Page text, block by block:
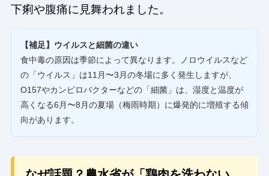
下痢や腹痛に見舞われました。
【補足】ウイルスと細菌の違い
食中毒の原因は季節によって異なります。ノロウイルスなど
の「ウイルス」は11月〜3月の冬場に多く発生しますが、
O157やカンピロバクターなどの「細菌」は、湿度と温度が
高くなる6月〜8月の夏場（梅雨時期）に爆発的に増殖する傾
向があります。